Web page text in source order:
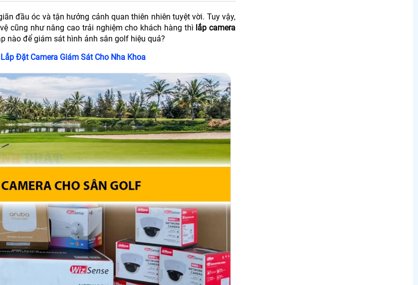
đầu óc và tận hưởng cảnh quan thiên nhiên tuyệt vời. Tuy vậy,
cũng như nâng cao trải nghiệm cho khách hàng thì lắp camera
nào để giám sát hình ảnh sân golf hiệu quả?
Lắp Đặt Camera Giám Sát Cho Nha Khoa